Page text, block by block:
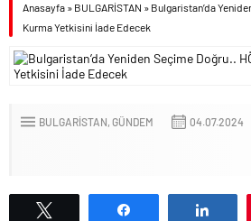
Anasayfa » BULGARİSTAN » Bulgaristan’da
Kurma Yetkisini İade Edecek
BULGARİSTAN GÜNDEM 04.07.2024